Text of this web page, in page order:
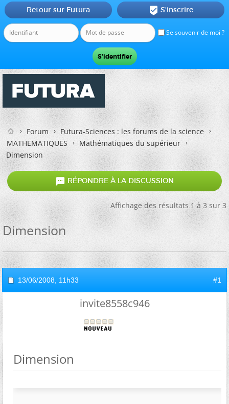
Se souvenir de moi ?
Retour sur Futura  S'inscrire
Forum
Futura-Sciences : les forums de la science
MATHEMATIQUES
Mathématiques du supérieur
Dimension
 RÉPONDRE À LA DISCUSSION
Affichage des résultats 1 à 3 sur 3
Dimension
13/06/2008, 11h33 #1
invite8558c946
Dimension